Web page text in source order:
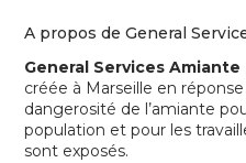
A propos de General
General Services Amiante
créée à Marseille en réponse
dangerosité de l’amiante
population et pour les
sont exposés.